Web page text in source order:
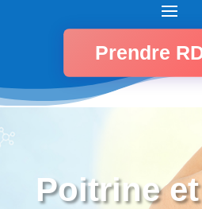
Prendre
Poitrine